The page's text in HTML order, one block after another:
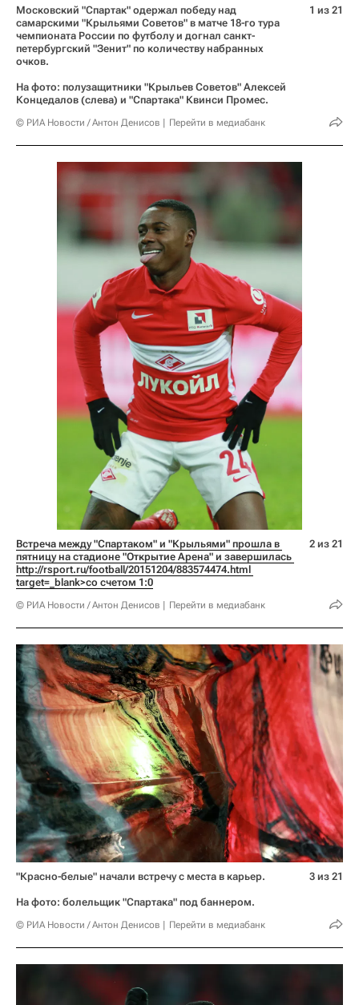
Московский "Спартак" одержал победу над
самарскими "Крыльями Советов" в матче 18-го тура
чемпионата России по футболу и догнал санкт-
петербургский "Зенит" по количеству набранных
очков.
На фото: полузащитники "Крыльев Советов" Алексей
Концедалов (слева) и "Спартака" Квинси Промес.
© РИА Новости / Антон Денисов Перейти в медиабанк
1 из 21
Встреча между "Спартаком" и "Крыльями" прошла в
http://rsport.ru/football/20151204/883574474.html
target=_blank>со счетом 1:0
© РИА Новости / Антон Денисов Перейти в медиабанк
2 из 21
"Красно-белые" начали встречу с места в карьер.
На фото: болельщик "Спартака" под баннером.
© РИА Новости / Антон Денисов Перейти в медиабанк
3 из 21